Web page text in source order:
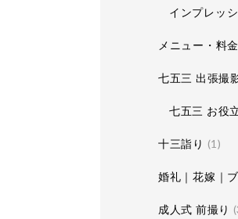
インプレッ
メニュー・料金
七五三 出張撮
七五三 お役
十三詣り (1)
婚礼｜花嫁｜
成人式 前撮り